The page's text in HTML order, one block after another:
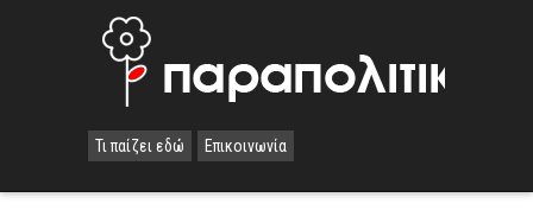
Τι παίζει εδώ Επικοινωνία